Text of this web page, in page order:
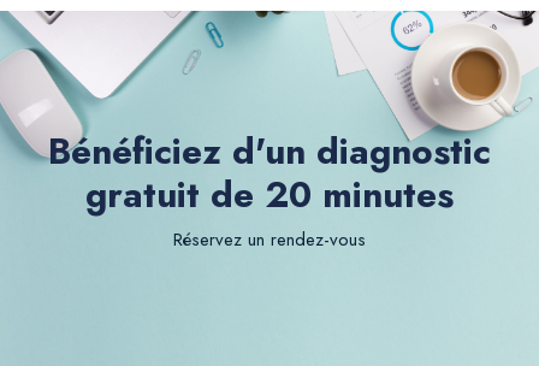
Bénéficiez d'un diagnostic
gratuit de 20 minutes
Réservez un rendez-vous